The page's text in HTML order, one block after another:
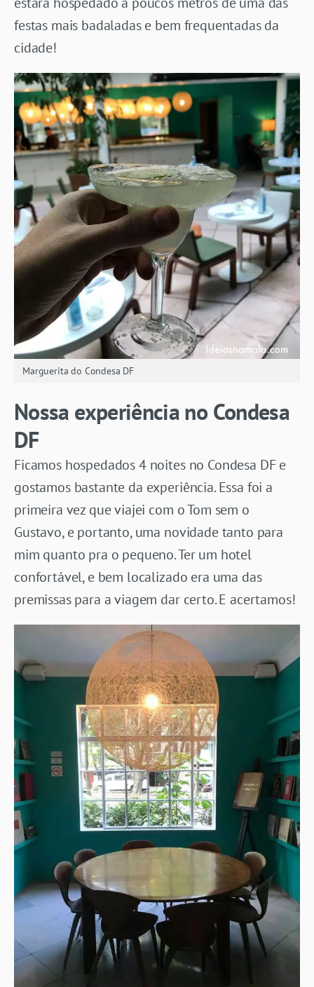
festas mais badaladas e bem frequentadas da
cidade!
Marguerita do Condesa DF
Nossa experiência no Condesa
DF
Ficamos hospedados 4 noites no Condesa DF e
gostamos bastante da experiência. Essa foi a
primeira vez que viajei com o Tom sem o
Gustavo, e portanto, uma novidade tanto para
mim quanto pra o pequeno. Ter um hotel
confortável, e bem localizado era uma das
premissas para a viagem dar certo. E acertamos!